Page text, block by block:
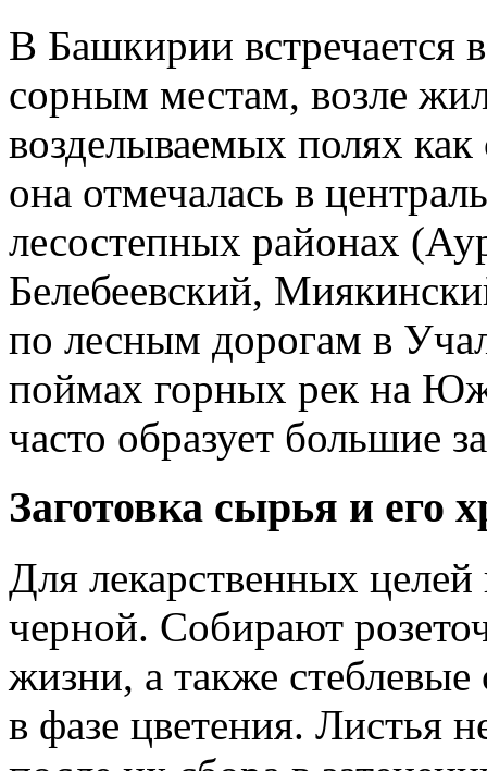
В Башкирии встречается
сорным местам, возле
возделываемых полях
она отмечалась в
лесостепных районах
Белебеевский,
по лесным дорогам в
поймах горных рек на
часто образует большие
Заготовка сырья и его
Для лекарственных
черной. Собирают
жизни, а также стеблевые
в фазе цветения. Листья